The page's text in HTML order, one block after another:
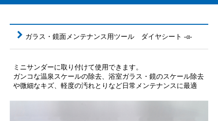
ガラス・鏡面メンテナンス用ツール ダイヤシート -α-
ミニサンダーに取り付けて使用できます。
ガンコな温泉スケールの除去、浴室ガラス・鏡のスケール除去
や微細なキズ、軽度の汚れとりなど日常メンテナンスに最適